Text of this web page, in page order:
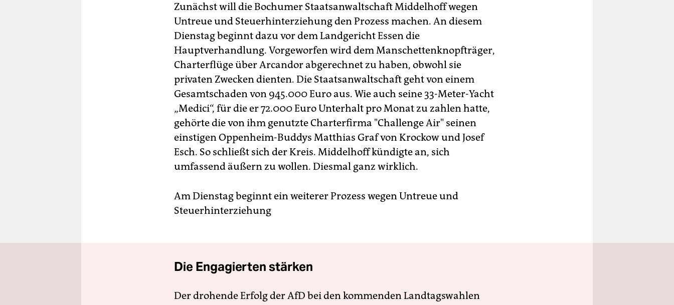
Zunächst will die Bochumer Staatsanwaltschaft Middelhoff wegen
Untreue und Steuerhinterziehung den Prozess machen. An diesem
Dienstag beginnt dazu vor dem Landgericht Essen die
Hauptverhandlung. Vorgeworfen wird dem Manschettenknopfträger,
Charterflüge über Arcandor abgerechnet zu haben, obwohl sie
privaten Zwecken dienten. Die Staatsanwaltschaft geht von einem
Gesamtschaden von 945.000 Euro aus. Wie auch seine 33-Meter-Yacht
„Medici“, für die er 72.000 Euro Unterhalt pro Monat zu zahlen hatte,
gehörte die von ihm genutzte Charterfirma "Challenge Air" seinen
einstigen Oppenheim-Buddys Matthias Graf von Krockow und Josef
Esch. So schließt sich der Kreis. Middelhoff kündigte an, sich
umfassend äußern zu wollen. Diesmal ganz wirklich.
Am Dienstag beginnt ein weiterer Prozess wegen Untreue und
Steuerhinterziehung
Die Engagierten stärken
Der drohende Erfolg der AfD bei den kommenden Landtagswahlen